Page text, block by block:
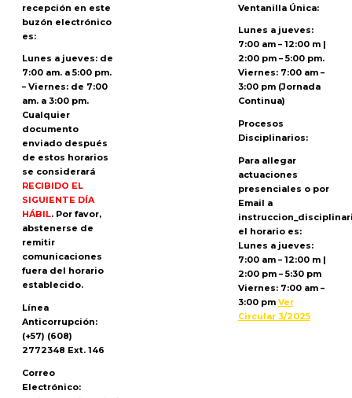
recepción en este
buzón electrónico
es:
Lunes a jueves: de
7:00 am. a 5:00 pm.
– Viernes: de 7:00
am. a 3:00 pm.
Cualquier
documento
enviado después
de estos horarios
se considerará
RECIBIDO EL
SIGUIENTE DÍA
HÁBIL. Por favor,
abstenerse de
remitir
comunicaciones
fuera del horario
establecido.
Línea
Anticorrupción:
(+57) (608)
2772348 Ext. 146
Correo
Electrónico:
Ventanilla Única:
Lunes a jueves:
7:00 am – 12:00 m |
2:00 pm – 5:00 pm.
Viernes: 7:00 am –
3:00 pm (Jornada
Continua)
Procesos
Disciplinarios:
Para allegar
actuaciones
presenciales o por
Email a
el horario es:
Lunes a jueves:
7:00 am – 12:00 m |
2:00 pm – 5:30 pm
Viernes: 7:00 am –
3:00 pm Ver
Circular 3/2025